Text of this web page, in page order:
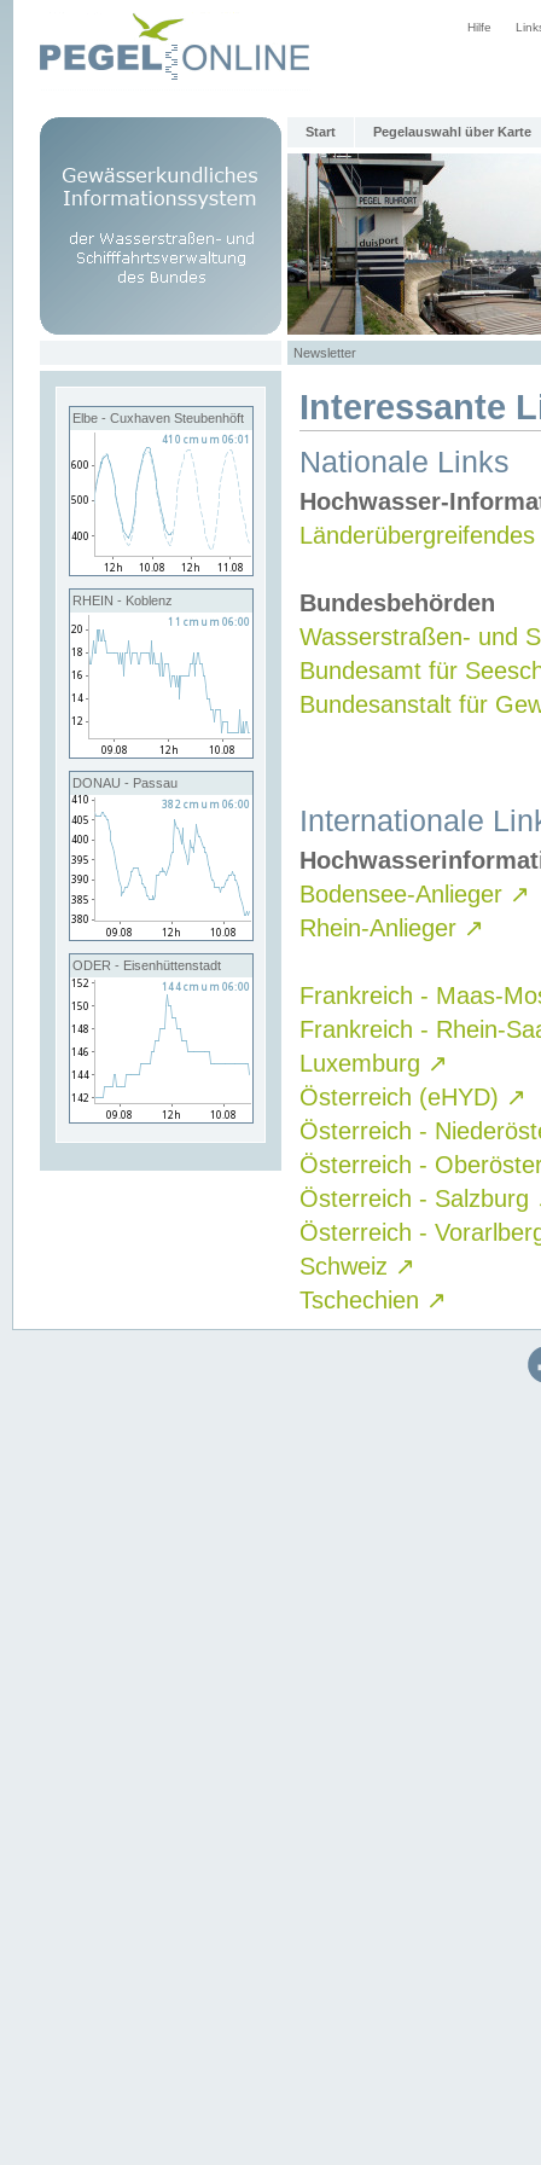
Hilfe
Start Pegelauswahl über Karte
Newsletter
Elbe - Cuxhaven Steubenhöft
RHEIN - Koblenz
DONAU - Passau
ODER - Eisenhüttenstadt
Interessante
Nationale Links
Hochwasser-
Bundesbehörden
Wasserstraßen- und
Bundesamt für
Bundesanstalt für
Internationale
Bodensee-Anlieger ↗
Rhein-Anlieger ↗
Frankreich - Maas-
Frankreich - Rhein-
Luxemburg ↗
Österreich (eHYD) ↗
Österreich -
Österreich -
Österreich - Salzburg
Österreich -
Schweiz ↗
Tschechien ↗